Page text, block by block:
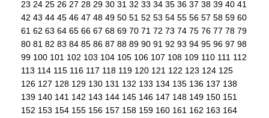
23 24 25 26 27 28 29 30 31 32 33 34 35 36 37 38 39 40 41
42 43 44 45 46 47 48 49 50 51 52 53 54 55 56 57 58 59 60
61 62 63 64 65 66 67 68 69 70 71 72 73 74 75 76 77 78 79
80 81 82 83 84 85 86 87 88 89 90 91 92 93 94 95 96 97 98
99 100 101 102 103 104 105 106 107 108 109 110 111 112
113 114 115 116 117 118 119 120 121 122 123 124 125
126 127 128 129 130 131 132 133 134 135 136 137 138
139 140 141 142 143 144 145 146 147 148 149 150 151
152 153 154 155 156 157 158 159 160 161 162 163 164